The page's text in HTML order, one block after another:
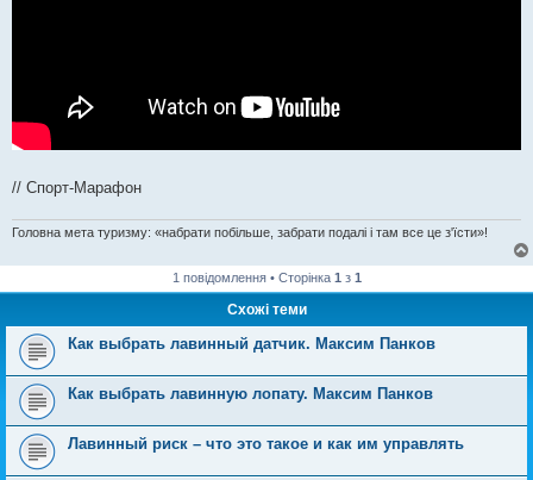
// Спорт-Марафон
Головна мета туризму: «набрати побільше, забрати подалі і там все це з'їсти»!
1 повідомлення • Сторінка 1 з 1
Схожі теми
Как выбрать лавинный датчик. Максим Панков
Как выбрать лавинную лопату. Максим Панков
Лавинный риск – что это такое и как им управлять